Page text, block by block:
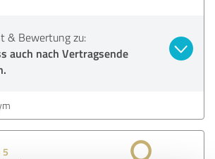
& Bewertung zu:
auch nach Vertragsende
5